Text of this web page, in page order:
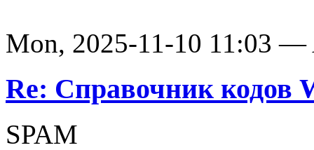
Mon, 2025-11-10 11:03 —
Re: Справочник кодов
SPAM